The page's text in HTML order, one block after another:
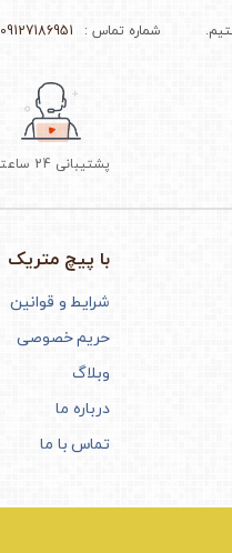
شماره تماس : 09127186951 - 02166964510
پشتیبانی 24 ساعته
با پیچ متریک
شرایط و قوانین
حریم خصوصی
وبلاگ
درباره ما
تماس با ما